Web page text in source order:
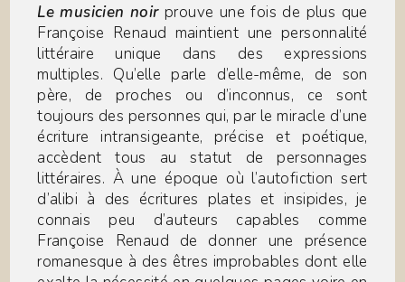
Le musicien noirprouve une fois de plus que
Françoise Renaud maintient une personnalité
littéraire unique dans des expressions
multiples. Qu’elle parle d’elle-même, de son
père, de proches ou d’inconnus, ce sont
toujours des personnes qui, par le miracle d’une
écriture intransigeante, précise et poétique,
accèdent tous au statut de personnages
littéraires. À une époque où l’autofiction sert
d’alibi à des écritures plates et insipides, je
connais peu d’auteurs capables comme
Françoise Renaud de donner une présence
romanesque à des êtres improbables dont elle